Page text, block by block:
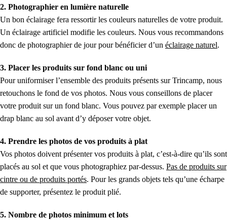
2. Photographier en lumière naturelle
Un bon éclairage fera ressortir les couleurs naturelles de votre produit.
Un éclairage artificiel modifie les couleurs. Nous vous recommandons
donc de photographier de jour pour bénéficier d’un éclairage naturel.
3. Placer les produits sur fond blanc ou uni
Pour uniformiser l’ensemble des produits présents sur Trincamp, nous
retouchons le fond de vos photos. Nous vous conseillons de placer
votre produit sur un fond blanc. Vous pouvez par exemple placer un
drap blanc au sol avant d’y déposer votre objet.
4. Prendre les photos de vos produits à plat
Vos photos doivent présenter vos produits à plat, c’est-à-dire qu’ils sont
placés au sol et que vous photographiez par-dessus. Pas de produits sur
cintre ou de produits portés. Pour les grands objets tels qu’une écharpe
de supporter, présentez le produit plié.
5. Nombre de photos minimum et lots